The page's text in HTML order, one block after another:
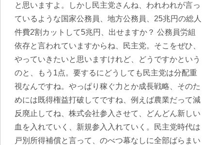
と思いますよ。しかし民主党さんね、われわれが言っ
ているような国家公務員、地方公務員、25兆円の総人
件費2割カットして5兆円、出せますか？ 公務員労組
依存と言われていますからね、民主党。そこをぜひ、
やっていきたいと思いますけれど、どうですかという
のと、もう1点。要するにどうしても民主党は分配重
視なんですね。やっぱり稼ぐ力とか成長戦略、そのた
めには既得権益打破してですね、例えば農業だって減
反廃止してね、株式会社参入させて、どんどん新しい
血を入れていく、新規参入入れていく。民主党時代は
戸別所得補償と言って、のべつ幕なしに全部ばらまい